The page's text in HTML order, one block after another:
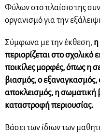
Φύλων στο πλαίσιο της
οργανισμό για την
Σύμφωνα με την έκθεση, η
περιορίζεται στο
ποικίλες μορφές, όπως η
βιασμός, ο εξαναγκασμός,
αποκλεισμός, η σωματική
καταστροφή περιουσίας.
Βάσει των ίδιων των